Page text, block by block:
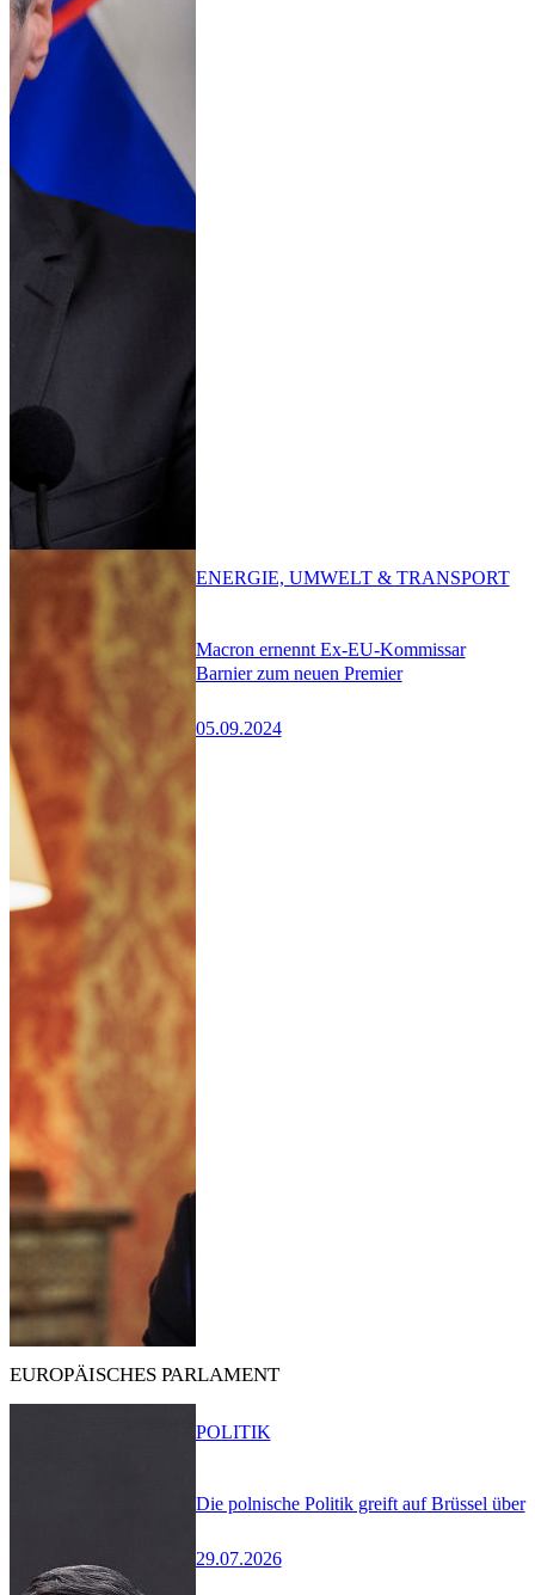
Macron ernennt Ex-EU-Kommissar
Barnier zum neuen Premier
05.09.2024
ENERGIE, UMWELT & TRANSPORT
EUROPÄISCHES PARLAMENT
Die polnische Politik greift auf Brüssel über
29.07.2026
POLITIK